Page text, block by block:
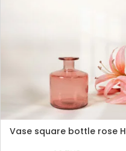
Vase square bottle rose H